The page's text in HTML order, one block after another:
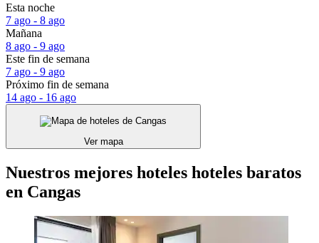
Esta noche
7 ago - 8 ago
Mañana
8 ago - 9 ago
Este fin de semana
7 ago - 9 ago
Próximo fin de semana
14 ago - 16 ago
Ver mapa
Nuestros mejores hoteles hoteles baratos
en Cangas